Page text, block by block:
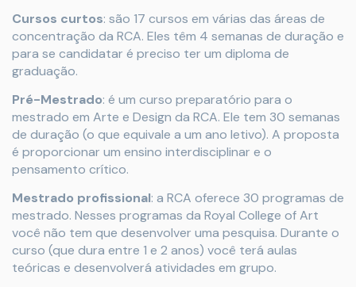
Cursos curtos: são 17 cursos em várias das áreas de
concentração da RCA. Eles têm 4 semanas de duração e
para se candidatar é preciso ter um diploma de
graduação.
Pré-Mestrado: é um curso preparatório para o
mestrado em Arte e Design da RCA. Ele tem 30 semanas
de duração (o que equivale a um ano letivo). A proposta
é proporcionar um ensino interdisciplinar e o
pensamento crítico.
Mestrado profissional: a RCA oferece 30 programas de
mestrado. Nesses programas da Royal College of Art
você não tem que desenvolver uma pesquisa. Durante o
curso (que dura entre 1 e 2 anos) você terá aulas
teóricas e desenvolverá atividades em grupo.